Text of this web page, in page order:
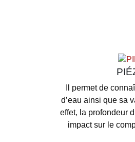
Il permet de
d’eau ainsi que sa
effet, la profondeur
impact sur le